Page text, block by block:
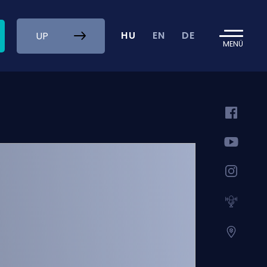
UP HU EN DE
MENÜ